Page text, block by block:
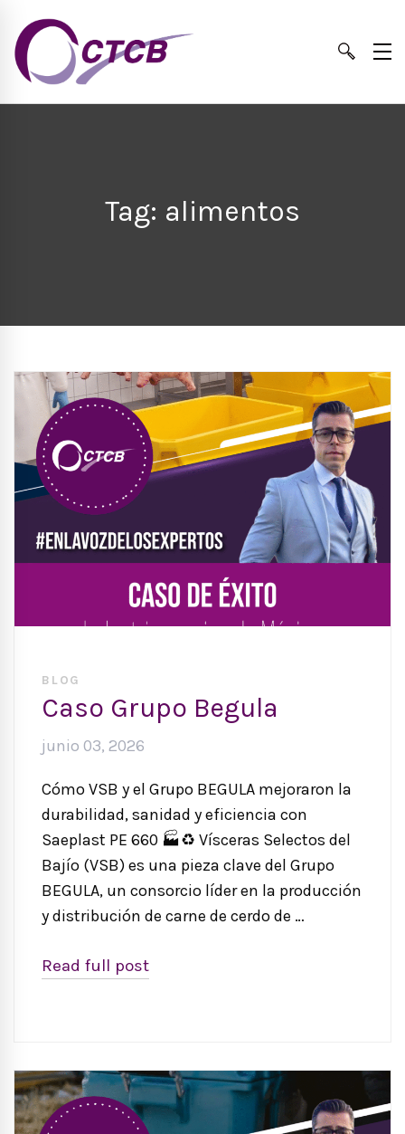
Tag: alimentos
BLOG
Caso Grupo Begula
junio 03, 2026
Cómo VSB y el Grupo BEGULA mejoraron la
durabilidad, sanidad y eficiencia con
Saeplast PE 660 🏭♻️ Vísceras Selectos del
Bajío (VSB) es una pieza clave del Grupo
BEGULA, un consorcio líder en la producción
y distribución de carne de cerdo de …
Read full post